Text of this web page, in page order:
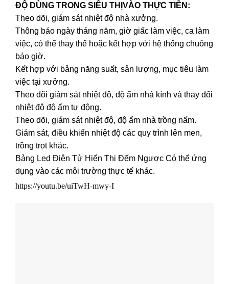
ĐỘ DÙNG TRONG SIÊU THỊVÀO THỰC TIỄN:
Theo dõi, giám sát nhiệt độ nhà xưởng.
Thông báo ngày tháng năm, giờ giấc làm việc, ca làm
việc, có thể thay thế hoặc kết hợp với hệ thống chuông
báo giờ.
Kết hợp với bảng năng suất, sản lượng, mục tiêu làm
việc tại xưởng.
Theo dõi giám sát nhiệt độ, độ ẩm nhà kính và thay đổi
nhiệt độ độ ẩm tự động.
Theo dõi, giám sát nhiệt độ, độ ẩm nhà trồng nấm.
Giám sát, điều khiển nhiệt độ các quy trình lên men,
trồng trọt khác.
Bảng Led Điện Tử Hiển Thị Đếm Ngược Có thể ứng
dụng vào các môi trường thực tế khác.
https://youtu.be/uiTwH-mwy-I